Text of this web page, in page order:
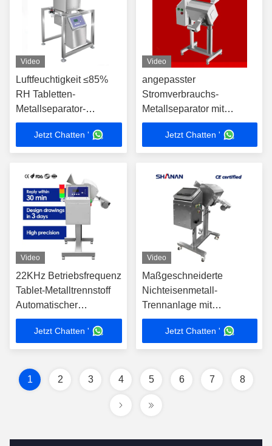
Video
Luftfeuchtigkeit ≤85%
RH Tabletten-
Metallseparator-
Förderband Breite 200
mm Kundenspezifisches
Metalldetektionssystem
Tablettenherstellung
Jetzt Chatten '
Video
angepasster
Stromverbrauchs-
Metallseparator mit
doppelten Betriebsmodus
(DISC und Notch) für die
automatische Trennung
Jetzt Chatten '
Video
22KHz Betriebsfrequenz
Tablet-Metalltrennstoff
Automatischer
Betriebsmodus ODM
Metallkontaminantenentfernungssystem
für Tabletten
Jetzt Chatten '
Video
Maßgeschneiderte
Nichteisenmetall-
Trennanlage mit
vibrationsarmer
Technologie für Sortierung
und Metallverarbeitung
Jetzt Chatten '
1 2 3 4 5 6 7 8